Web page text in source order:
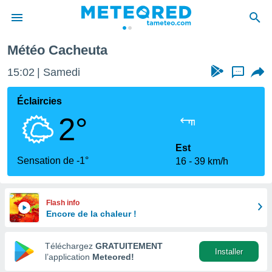
de
en
Météo Cacheuta
15:02 Samedi ...
Éclaircies
2°
Sensation de -1°
Est
16
39 km/h
Flash info
Encore de la chaleur !
Téléchargez GRATUITEMENT
l’application Meteored!
Installer